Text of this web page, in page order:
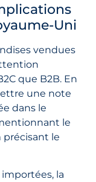
Uni
vendues
que B2B. En
une note
dans le
le
le
la